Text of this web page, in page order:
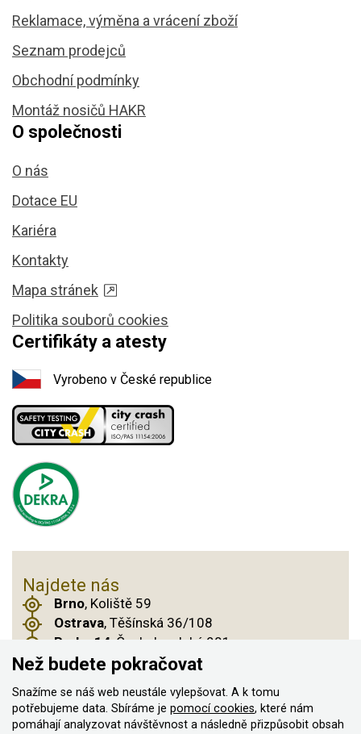
Reklamace, výměna a vrácení zboží
Seznam prodejců
Obchodní podmínky
Montáž nosičů HAKR
O společnosti
O nás
Dotace EU
Kariéra
Kontakty
Mapa stránek
Politika souborů cookies
Certifikáty a atesty
Vyrobeno v České republice
Najdete nás
Brno, Koliště 59
Ostrava, Těšínská 36/108
Praha 14, Českobrodská 901
© 2011–2026 ASN Hakr Brno. Všechna práva
vyhrazena
Než budete pokračovat
Snažíme se náš web neustále vylepšovat. A k tomu
potřebujeme data. Sbíráme je pomocí cookies, které nám
pomáhají analyzovat návštěvnost a následně přizpůsobit obsah